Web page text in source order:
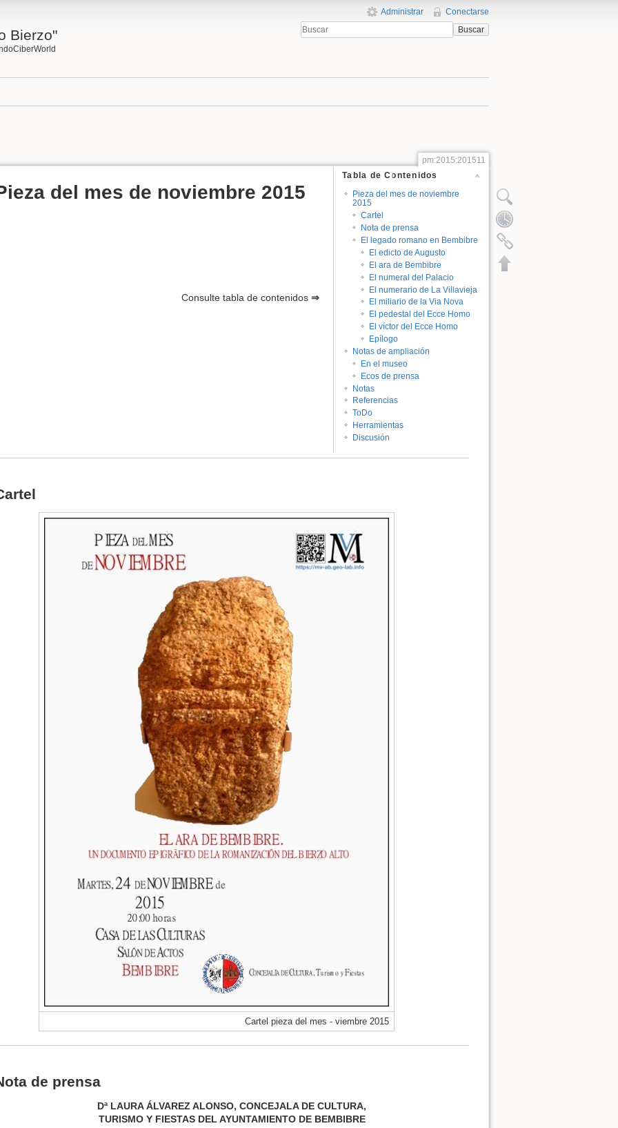
Bierzo"
Administrar
Conectarse
Buscar
pm:2015:201511
Tabla de Contenidos
Pieza del mes de noviembre
2015
Cartel
Nota de prensa
El legado romano en Bembibre
El edicto de Augusto
El ara de Bembibre
El numeral del Palacio
El numerario de La Villavieja
El miliario de la Via Nova
El pedestal del Ecce Homo
El víctor del Ecce Homo
Epílogo
Notas de ampliación
En el museo
Ecos de prensa
Notas
Referencias
ToDo
Herramientas
Discusión
del mes de noviembre 2015
Consulte tabla de contenidos⇒
Cartel pieza del mes - viembre 2015
de prensa
Dª LAURA ÁLVAREZ ALONSO, CONCEJALA DE CULTURA,
TURISMO Y FIESTAS DEL AYUNTAMIENTO DE BEMBIBRE